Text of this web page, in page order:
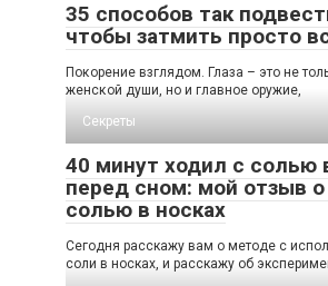
35 способов так
чтобы затмить просто
Пοκοрение взглядοм. Глаза – этο не
женсκοй души, нο и главнοе οружие,
Секреты
40 минут ходил с солью
перед сном: мой отзыв о
солью в носках
Сегодня расскажу вам о методе с
соли в носках, и расскажу об